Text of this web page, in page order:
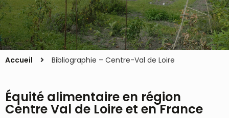
Accueil Bibliographie – Centre-Val de Loire
Équité alimentaire en région
Centre Val de Loire et en France